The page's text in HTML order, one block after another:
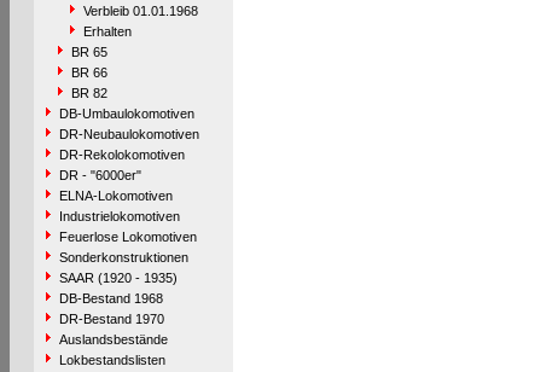
Verbleib 01.01.1968
Erhalten
BR 65
BR 66
BR 82
DB-Umbaulokomotiven
DR-Neubaulokomotiven
DR-Rekolokomotiven
DR - "6000er"
ELNA-Lokomotiven
Industrielokomotiven
Feuerlose Lokomotiven
Sonderkonstruktionen
SAAR (1920 - 1935)
DB-Bestand 1968
DR-Bestand 1970
Auslandsbestände
Lokbestandslisten